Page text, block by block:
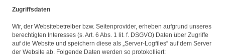
Zugriffsdaten
Wir, der Websitebetreiber bzw. Seitenprovider, erheben aufgrund unseres
berechtigten Interesses (s. Art. 6 Abs. 1 lit. f. DSGVO) Daten über Zugriffe
auf die Website und speichern diese als „Server-Logfiles“ auf dem Server
der Website ab. Folgende Daten werden so protokolliert: